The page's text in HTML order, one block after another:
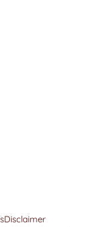
Disclaimer